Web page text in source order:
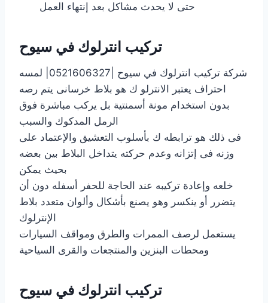
حتى لا يحدث مشاكل بعد إنتهاء العمل
تركيب انترلوك في سيوح
شركة تركيب انترلوك في سيوح |0521606327| لمسه
احتراف يعتبر الانترلو ك هو بلاط خرسانى يتم رصه
بدون استخدام مونة أسمنتية بل يركب مباشرة فوق
الرمل المدكوك والسبب
فى ذلك هو ترابطه ك بأسلوب التعشيق والإعتماد على
وزنه فى إتزانه وعدم حركته يتداخل البلاط بين بعضه
بحيث يمكن
خلعه وإعادة تركيبه عند الحاجة للحفر أسفله دون أن
يتضرر أو ينكسر وهو يصنع بأشكال وألوان متعدد بلاط
الإنترلوك
يستعمل لرصف الممرات والطرق ومواقف السيارات
ومحطات البنزين والمنتجعات والقرى السياحية
تركيب انترلوك في سيوح